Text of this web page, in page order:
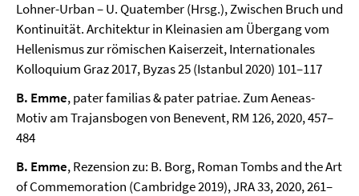
Lohner-Urban – U. Quatember (Hrsg.), Zwischen Bruch und
Kontinuität. Architektur in Kleinasien am Übergang vom
Hellenismus zur römischen Kaiserzeit, Internationales
Kolloquium Graz 2017, Byzas 25 (Istanbul 2020) 101–117
B. Emme, pater familias & pater patriae. Zum Aeneas-
Motiv am Trajansbogen von Benevent, RM 126, 2020, 457–
484
B. Emme, Rezension zu: B. Borg, Roman Tombs and the Art
of Commemoration (Cambridge 2019), JRA 33, 2020, 261–